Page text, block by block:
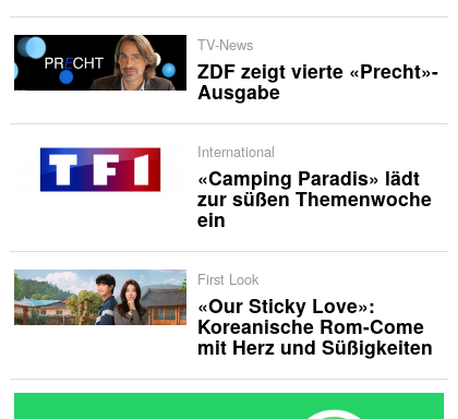
TV-News
ZDF zeigt vierte «Precht»-
Ausgabe
International
«Camping Paradis» lädt
zur süßen Themenwoche
ein
First Look
«Our Sticky Love»:
Koreanische Rom-Come
mit Herz und Süßigkeiten